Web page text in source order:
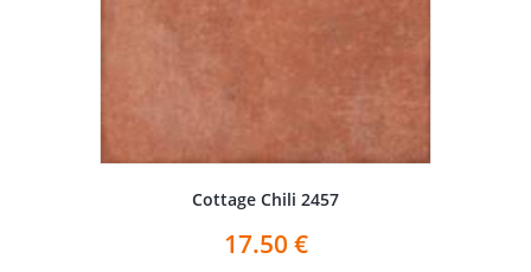
Cottage Chili 2457
17.50 €